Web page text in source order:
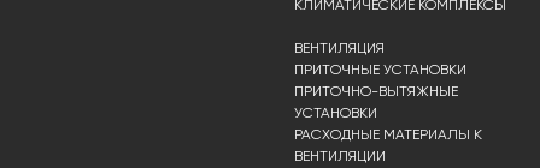
КЛИМАТИЧЕСКИЕ КОМПЛЕКСЫ
ВЕНТИЛЯЦИЯ
ПРИТОЧНЫЕ УСТАНОВКИ
ПРИТОЧНО-ВЫТЯЖНЫЕ
УСТАНОВКИ
РАСХОДНЫЕ МАТЕРИАЛЫ К
ВЕНТИЛЯЦИИ